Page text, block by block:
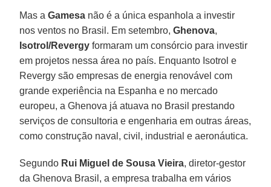
Mas aGamesa não é a única espanhola a investir
nos ventos no Brasil. Em setembro,Ghenova,
Isotrol/Revergy formaram um consórcio para investir
em projetos nessa área no país. Enquanto Isotrol e
Revergy são empresas de energia renovável com
grande experiência na Espanha e no mercado
europeu, a Ghenova já atuava no Brasil prestando
serviços de consultoria e engenharia em outras áreas,
como construção naval, civil, industrial e aeronáutica.
Segundo Rui Miguel de Sousa Vieira, diretor-gestor
da Ghenova Brasil, a empresa trabalha em vários